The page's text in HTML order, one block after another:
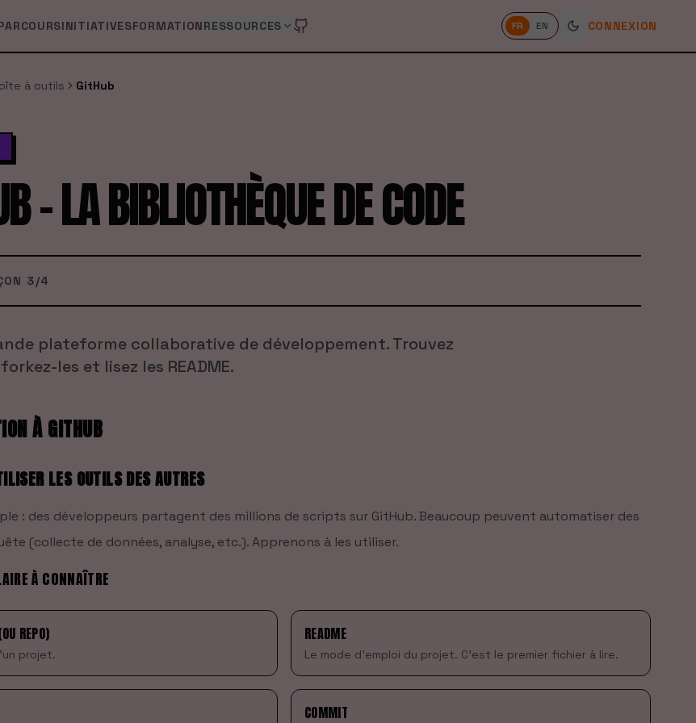
INITIATIVESFORMATIONRESSOURCES FR EN CONNEXION
à outils GitHub
- LA BIBLIOTHÈQUE DE CODE
3/4
plateforme collaborative de développement. Trouvez
les et lisez les README.
À GITHUB
LES OUTILS DES AUTRES
: des développeurs partagent des millions de scripts sur GitHub. Beaucoup peuvent automatiser des
(collecte de données, analyse, etc.). Apprenons à les utiliser.
À CONNAÎTRE
REPO)
projet.
README
Le mode d'emploi du projet. C'est le premier fichier à lire.
COMMIT